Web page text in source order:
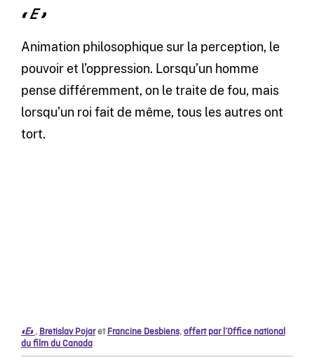
« E »
Animation philosophique sur la perception, le
pouvoir et l’oppression. Lorsqu’un homme
pense différemment, on le traite de fou, mais
lorsqu’un roi fait de même, tous les autres ont
tort.
«E», Bretislav PojaretFrancine Desbiens,offert par l’Office national
du film du Canada